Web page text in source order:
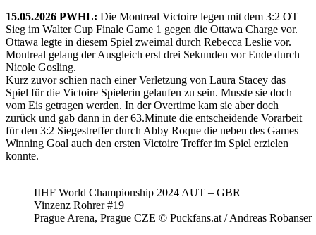
15.05.2026 PWHL: Die Montreal Victoire legen mit dem 3:2 OT
Sieg im Walter Cup Finale Game 1 gegen die Ottawa Charge vor.
Ottawa legte in diesem Spiel zweimal durch Rebecca Leslie vor.
Montreal gelang der Ausgleich erst drei Sekunden vor Ende durch
Nicole Gosling.
Kurz zuvor schien nach einer Verletzung von Laura Stacey das
Spiel für die Victoire Spielerin gelaufen zu sein. Musste sie doch
vom Eis getragen werden. In der Overtime kam sie aber doch
zurück und gab dann in der 63.Minute die entscheidende Vorarbeit
für den 3:2 Siegestreffer durch Abby Roque die neben des Games
Winning Goal auch den ersten Victoire Treffer im Spiel erzielen
konnte.
IIHF World Championship 2024 AUT – GBR
Vinzenz Rohrer #19
Prague Arena, Prague CZE © Puckfans.at / Andreas Robanser